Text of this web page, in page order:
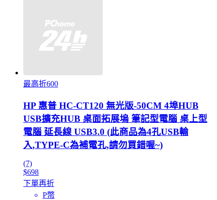
最高折600
HP 惠普 HC-CT120 無光版-50CM 4埠HUB
USB擴充HUB 桌面拓展塢 筆記型電腦 桌上型
電腦 延長線 USB3.0 (此商品為4孔USB輸
入,TYPE-C為補電孔,請勿買錯喔~)
(7)
$698
下單再折
P幣